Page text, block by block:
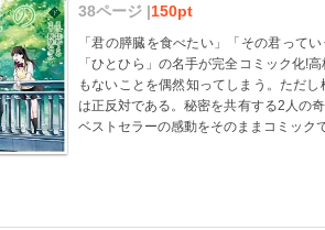
38ページ |150pt
「君の膵臓を食べたい」「その君って
「ひとひら」の名手が完全コミック化!
もないことを偶然知ってしまう。ただ
は正反対である。秘密を共有する2人の
ベストセラーの感動をそのままコミック